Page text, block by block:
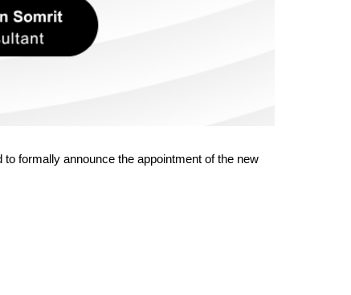
formally announce the appointment of the new